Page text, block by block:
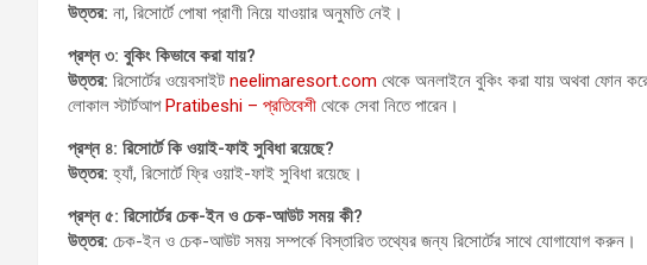
উত্তর: না, রিসোর্টে পোষা প্রাণী নিয়ে যাওয়ার অনুমতি নেই।
প্রশ্ন ৩: বুকিং কিভাবে করা যায়?
উত্তর: রিসোর্টের ওয়েবসাইট neelimaresort.com থেকে অনলাইনে বুকিং করা যায় অথবা ফোন
লোকাল স্টার্টআপPratibeshi – প্রতিবেশী থেকে সেবা নিতে পারেন।
প্রশ্ন ৪: রিসোর্টে কি ওয়াই-ফাই সুবিধা রয়েছে?
উত্তর: হ্যাঁ, রিসোর্টে ফ্রি ওয়াই-ফাই সুবিধা রয়েছে।
প্রশ্ন ৫: রিসোর্টের চেক-ইন ও চেক-আউট সময় কী?
উত্তর: চেক-ইন ও চেক-আউট সময় সম্পর্কে বিস্তারিত তথ্যের জন্য রিসোর্টের সাথে যোগাযোগ করুন।